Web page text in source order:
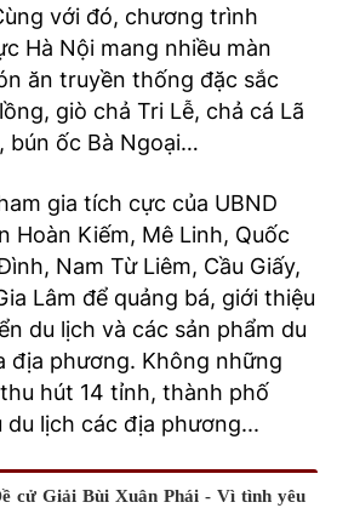
với đó, chương trình
Hà Nội mang nhiều màn
ăn truyền thống đặc sắc
giò chả Tri Lễ, chả cá Lã
bún ốc Bà Ngoại…
gia tích cực của UBND
Hoàn Kiếm, Mê Linh, Quốc
Nam Từ Liêm, Cầu Giấy,
Lâm để quảng bá, giới thiệu
du lịch và các sản phẩm du
địa phương. Không những
hút 14 tỉnh, thành phố
lịch các địa phương...
cử Giải Bùi Xuân Phái - Vì tình yêu